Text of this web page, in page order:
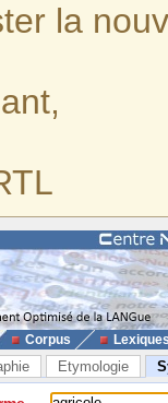
la
Corpus
Etymologie